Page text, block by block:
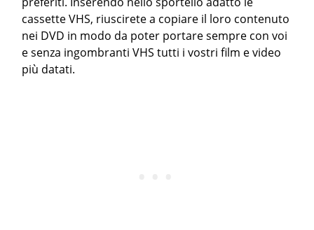
cassette VHS, riuscirete a copiare il loro contenuto
nei DVD in modo da poter portare sempre con voi
e senza ingombranti VHS tutti i vostri film e video
più datati.